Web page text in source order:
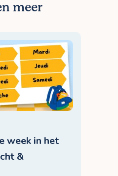
meer
week in het
&